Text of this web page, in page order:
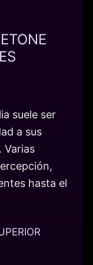
suele ser
a sus
Varias
hasta el